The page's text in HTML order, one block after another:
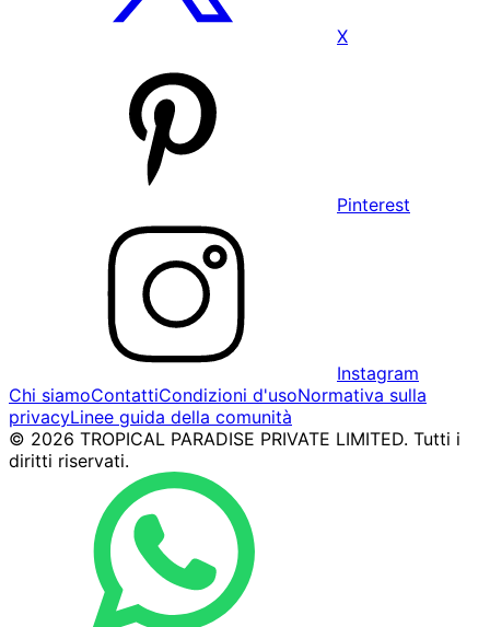
X
Pinterest
Instagram
Chi siamoContattiCondizioni d'usoNormativa sulla
privacyLinee guida della comunità
© 2026 TROPICAL PARADISE PRIVATE LIMITED. Tutti i
diritti riservati.